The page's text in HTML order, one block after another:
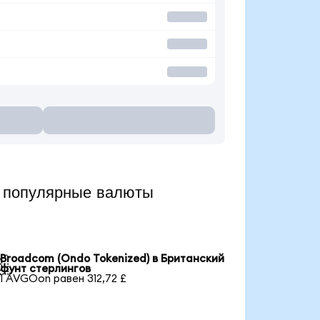
валюты
Broadcom (Ondo Tokenized) в Британский
фунт стерлингов
1 AVGOon равен 312,72 £